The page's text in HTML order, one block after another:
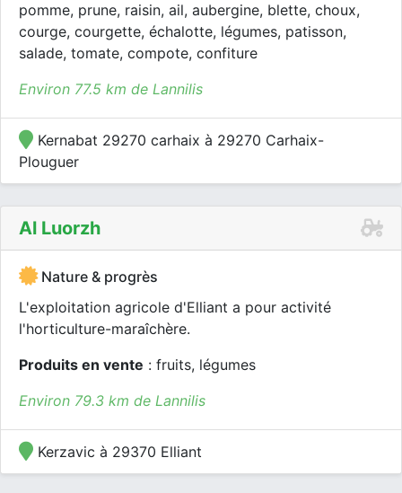
pomme, prune, raisin, ail, aubergine, blette, choux,
courge, courgette, échalotte, légumes, patisson,
salade, tomate, compote, confiture
Environ 77.5 km de Lannilis
Kernabat 29270 carhaix à 29270 Carhaix-
Plouguer
Al Luorzh
Nature & progrès
L'exploitation agricole d'Elliant a pour activité
l'horticulture-maraîchère.
Produits en vente : fruits, légumes
Environ 79.3 km de Lannilis
Kerzavic à 29370 Elliant